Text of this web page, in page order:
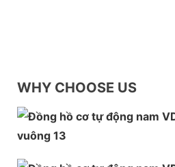
WHY CHOOSE US